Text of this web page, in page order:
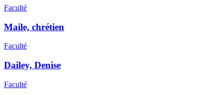
Faculté
Maile, chrétien
Faculté
Dailey, Denise
Faculté